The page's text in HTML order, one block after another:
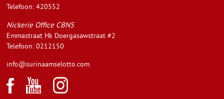
Telefoon: 420552
Nickerie Office CBNS
Emmastraat Hk Doergasawstraat #2
Telefoon: 0212150
info@surinaamselotto.com